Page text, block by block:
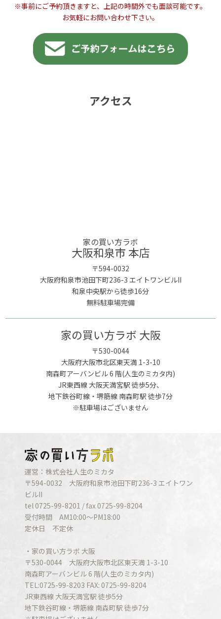
※事前にご予約頂きますと、上記の時間外でも面談可能です。
お気軽にお問い合わせ下さい。
アクセス
家の買い方ラボ
大阪和泉市 本店
〒594-0032
大阪府和泉市池田下町236-3 エイトワンビルII
和泉中央駅から徒歩16分
無料駐車場完備
家の買い方ラボ 大阪
〒530-0044
大阪府大阪市北区東天満 1-3-10
南森町アーバンビル 6 階(人生のミカタ内)
JR東西線 大阪天満宮駅 徒歩5分、
地下鉄谷町線・堺筋線 南森町駅 徒歩7分
※駐車場はございません
運営：株式会社人生のミカタ
〒594-0032 大阪府和泉市池田下町236-3 エイトワン
ビルII
tel 0725-99-8201 / fax 0725-99-8204
受付時間 AM10:00〜PM18:00
定休日 不定休
・家の買い方ラボ 大阪
〒530-0044 大阪府大阪市北区東天満 1-3-10
南森町アーバンビル 6 階(人生のミカタ内)
TEL:0725-99-8203 FAX: 0725-99-8204
JR東西線 大阪天満宮駅 徒歩5分
地下鉄谷町線・堺筋線 南森町駅 徒歩7分